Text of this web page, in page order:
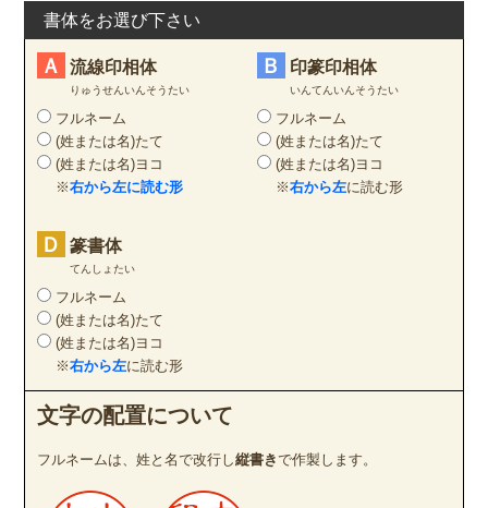
書体をお選び下さい
Ａ 流線印相体
りゅうせんいんそうたい
フルネーム
(姓または名)たて
(姓または名)ヨコ
※右から左に読む形
Ｄ 篆書体
てんしょたい
フルネーム
(姓または名)たて
(姓または名)ヨコ
※右から左に読む形
Ｂ 印篆印相体
いんてんいんそうたい
フルネーム
(姓または名)たて
(姓または名)ヨコ
※右から左に読む形
文字の配置について
フルネームは、姓と名で改行し縦書きで作製します。